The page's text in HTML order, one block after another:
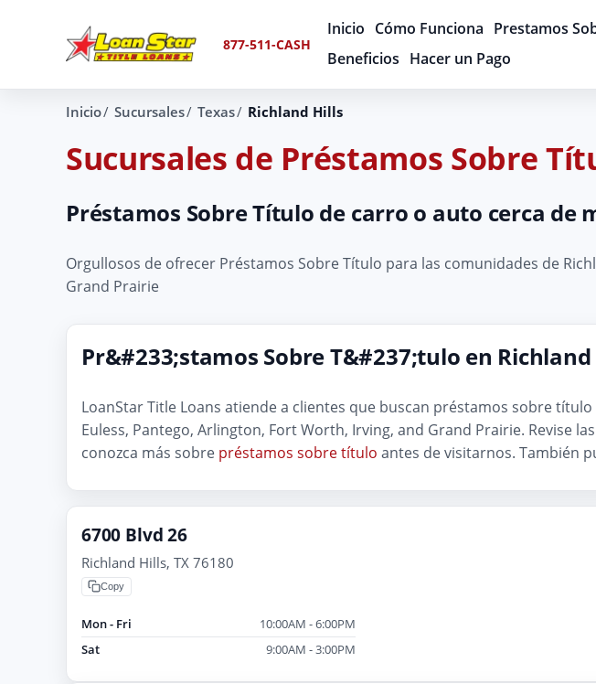
877-511-CASH
Inicio Cómo Funciona Prestamos
Beneficios Hacer un Pago
Inicio Sucursales Texas Richland Hills
Sucursales de Préstamos Sobre
Préstamos Sobre Título de carro o auto cerca de
Orgullosos de ofrecer Préstamos Sobre Título para las comunidades de
Grand Prairie
Pr&#233;stamos Sobre T&#237;tulo en Richland
LoanStar Title Loans atiende a clientes que buscan préstamos sobre
Euless, Pantego, Arlington, Fort Worth, Irving, and Grand Prairie. Revise
conozca más sobre préstamos sobre título antes de visitarnos. También
6700 Blvd 26
Richland Hills, TX 76180
Copy
Mon - Fri
10:00AM - 6:00PM
Sat
9:00AM - 3:00PM